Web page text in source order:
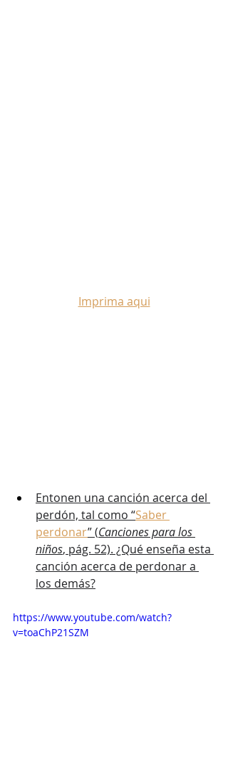
Imprima aqui
Entonen una canción acerca del
perdón, tal como “Saber
perdonar” (Canciones para los
niños, pág. 52). ¿Qué enseña esta
canción acerca de perdonar a
los demás?
https://www.youtube.com/watch?
v=toaChP21SZM